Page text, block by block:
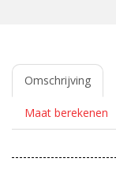
Omschrijving
Maat berekenen